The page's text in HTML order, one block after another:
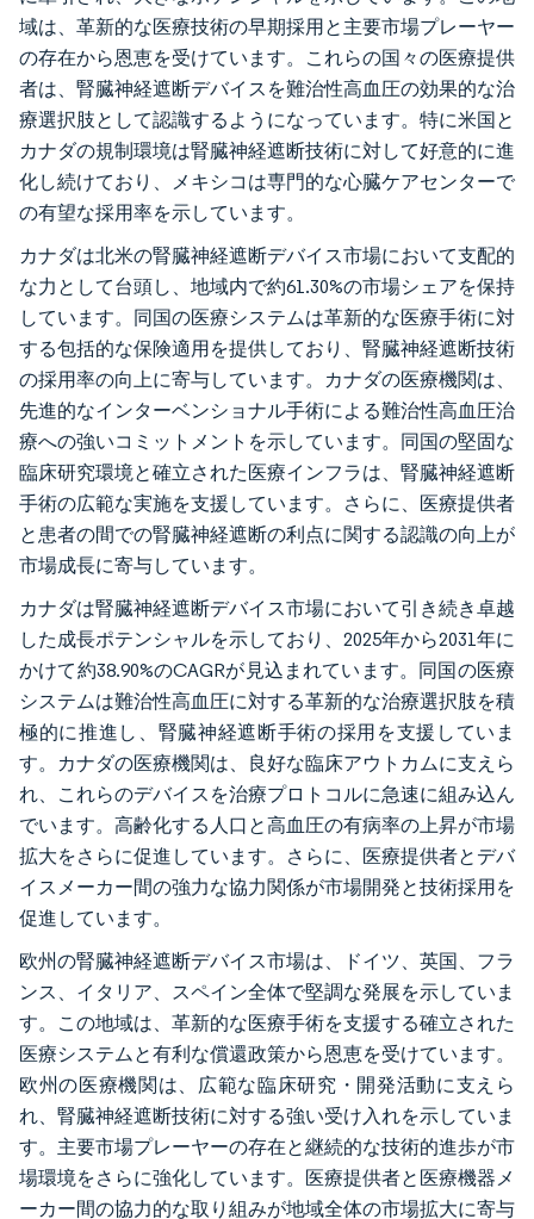
域は、革新的な医療技術の早期採用と主要市場プレーヤー
の存在から恩恵を受けています。これらの国々の医療提供
者は、腎臓神経遮断デバイスを難治性高血圧の効果的な治
療選択肢として認識するようになっています。特に米国と
カナダの規制環境は腎臓神経遮断技術に対して好意的に進
化し続けており、メキシコは専門的な心臓ケアセンターで
の有望な採用率を示しています。
カナダは北米の腎臓神経遮断デバイス市場において支配的
な力として台頭し、地域内で約61.30%の市場シェアを保持
しています。同国の医療システムは革新的な医療手術に対
する包括的な保険適用を提供しており、腎臓神経遮断技術
の採用率の向上に寄与しています。カナダの医療機関は、
先進的なインターベンショナル手術による難治性高血圧治
療への強いコミットメントを示しています。同国の堅固な
臨床研究環境と確立された医療インフラは、腎臓神経遮断
手術の広範な実施を支援しています。さらに、医療提供者
と患者の間での腎臓神経遮断の利点に関する認識の向上が
市場成長に寄与しています。
カナダは腎臓神経遮断デバイス市場において引き続き卓越
した成長ポテンシャルを示しており、2025年から2031年に
かけて約38.90%のCAGRが見込まれています。同国の医療
システムは難治性高血圧に対する革新的な治療選択肢を積
極的に推進し、腎臓神経遮断手術の採用を支援していま
す。カナダの医療機関は、良好な臨床アウトカムに支えら
れ、これらのデバイスを治療プロトコルに急速に組み込ん
でいます。高齢化する人口と高血圧の有病率の上昇が市場
拡大をさらに促進しています。さらに、医療提供者とデバ
イスメーカー間の強力な協力関係が市場開発と技術採用を
促進しています。
欧州の腎臓神経遮断デバイス市場は、ドイツ、英国、フラ
ンス、イタリア、スペイン全体で堅調な発展を示していま
す。この地域は、革新的な医療手術を支援する確立された
医療システムと有利な償還政策から恩恵を受けています。
欧州の医療機関は、広範な臨床研究・開発活動に支えら
れ、腎臓神経遮断技術に対する強い受け入れを示していま
す。主要市場プレーヤーの存在と継続的な技術的進歩が市
場環境をさらに強化しています。医療提供者と医療機器メ
ーカー間の協力的な取り組みが地域全体の市場拡大に寄与